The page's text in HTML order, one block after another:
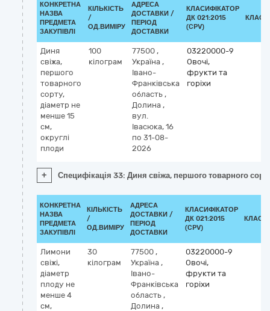
КОНКРЕТНА
НАЗВА
ПРЕДМЕТА
ЗАКУПІВЛІ
КІЛЬКІСТЬ
/
ОД.ВИМІРУ
АДРЕСА
ДОСТАВКИ /
ПЕРІОД
ДОСТАВКИ
КЛАСИФІКАТОР
ДК 021:2015
(CPV)
Диня
свіжа,
першого
товарного
сорту,
діаметр не
менше 15
см,
округлі
плоди
100
кілограм
77500 ,
Україна ,
Івано-
Франківська
область ,
Долина ,
вул.
Івасюка, 16
по 31-08-
2026
03220000-9
Овочі,
фрукти та
горіхи
+ Специфікація 33: Диня свіжа, першого товарного
КОНКРЕТНА
НАЗВА
ПРЕДМЕТА
ЗАКУПІВЛІ
КІЛЬКІСТЬ
/
ОД.ВИМІРУ
АДРЕСА
ДОСТАВКИ /
ПЕРІОД
ДОСТАВКИ
КЛАСИФІКАТОР
ДК 021:2015
(CPV)
Лимони
свіжі,
діаметр
плоду не
менше 4
см,
30
кілограм
77500 ,
Україна ,
Івано-
Франківська
область ,
Долина ,
03220000-9
Овочі,
фрукти та
горіхи